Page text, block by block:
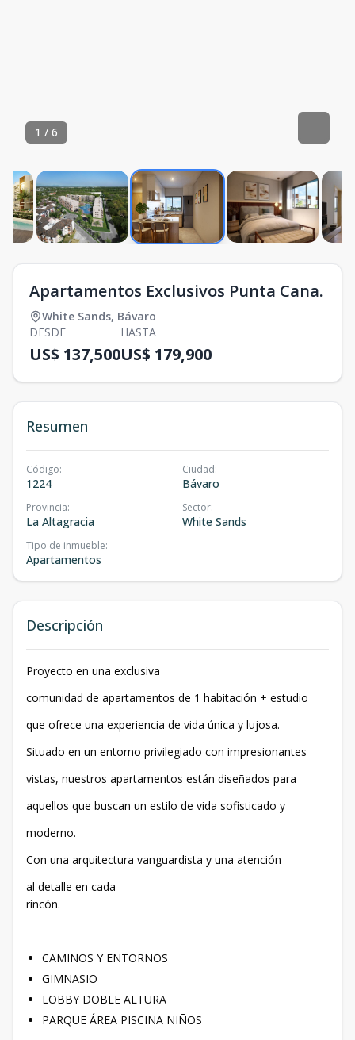
1 / 6
Apartamentos Exclusivos Punta Cana.
White Sands, Bávaro
DESDE
US$ 137,500
HASTA
US$ 179,900
Resumen
Código:
1224
Ciudad:
Bávaro
Provincia:
La Altagracia
Sector:
White Sands
Tipo de inmueble:
Apartamentos
Descripción
Proyecto en una exclusiva
comunidad de apartamentos de 1 habitación + estudio
que ofrece una experiencia de vida única y lujosa.
Situado en un entorno privilegiado con impresionantes
vistas, nuestros apartamentos están diseñados para
aquellos que buscan un estilo de vida sofisticado y
moderno.
Con una arquitectura vanguardista y una atención
al detalle en cada
rincón.
CAMINOS Y ENTORNOS
GIMNASIO
LOBBY DOBLE ALTURA
PARQUE ÁREA PISCINA NIÑOS